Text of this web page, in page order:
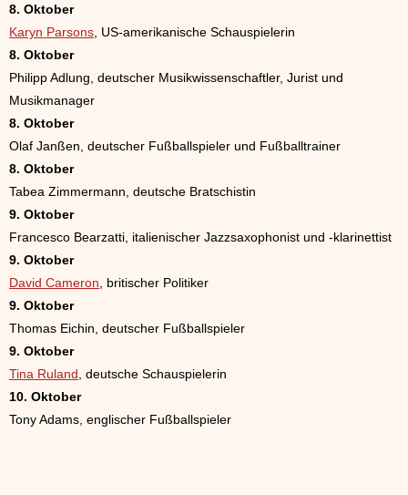
8. Oktober
Karyn Parsons , US-amerikanische Schauspielerin
8. Oktober
Philipp Adlung, deutscher Musikwissenschaftler, Jurist und
Musikmanager
8. Oktober
Olaf Janßen, deutscher Fußballspieler und Fußballtrainer
8. Oktober
Tabea Zimmermann, deutsche Bratschistin
9. Oktober
Francesco Bearzatti, italienischer Jazzsaxophonist und -klarinettist
9. Oktober
David Cameron , britischer Politiker
9. Oktober
Thomas Eichin, deutscher Fußballspieler
9. Oktober
Tina Ruland , deutsche Schauspielerin
10. Oktober
Tony Adams, englischer Fußballspieler